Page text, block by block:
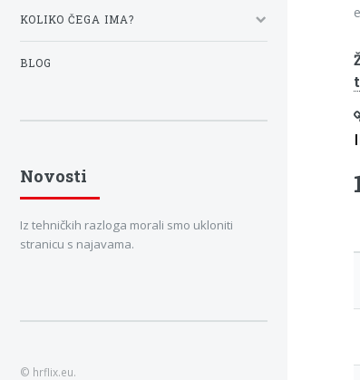
KOLIKO ČEGA IMA?
BLOG
Novosti
Iz tehničkih razloga morali smo ukloniti
stranicu s najavama.
© hrflix.eu.